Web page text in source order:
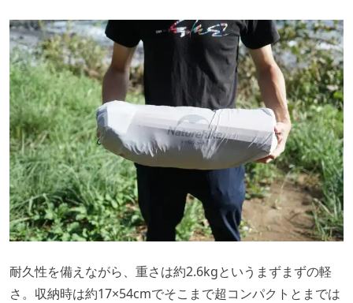
耐久性を備えながら、重さは約2.6kgというまずまずの軽
さ。収納時は約17×54cmでそこまで超コンパクトとまでは